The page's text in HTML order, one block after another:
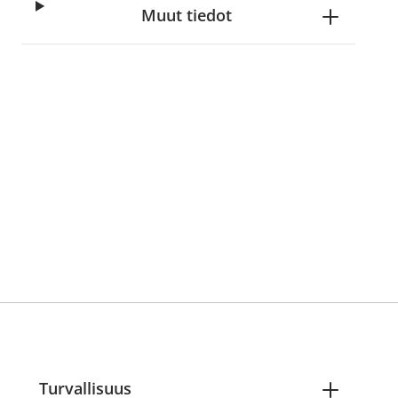
Muut tiedot
Turvallisuus